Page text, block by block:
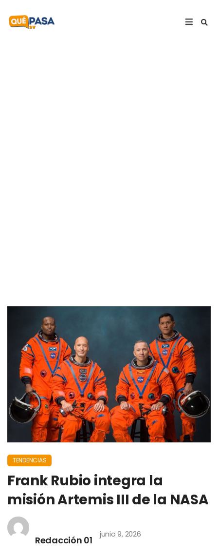
TENDENCIAS
Frank Rubio integra la
misión Artemis III de la NASA
Redacción 01
junio 9, 2026